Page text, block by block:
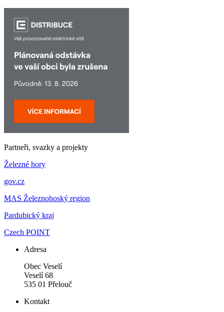
Partneři, svazky a projekty
Železné hory
gov.cz
MAS Železnohoský region
Pardubický kraj
Czech POINT
Adresa
Obec Veselí
Veselí 68
535 01 Přelouč
Kontakt